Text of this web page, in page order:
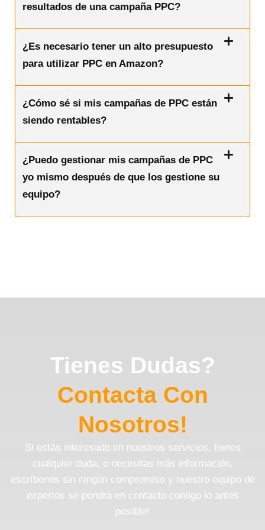
resultados de una campaña PPC?
¿Es necesario tener un alto presupuesto
para utilizar PPC en Amazon?
¿Cómo sé si mis campañas de PPC están
siendo rentables?
¿Puedo gestionar mis campañas de PPC
yo mismo después de que los gestione su
equipo?
Tienes Dudas?
Contacta Con
Nosotros!
Si estás interesado en nuestros servicios, tienes
cualquier duda, o necesitas más información,
escríbenos sin ningún compromiso y nuestro equipo de
expertos se pondrá en contacto contigo lo antes
posible!